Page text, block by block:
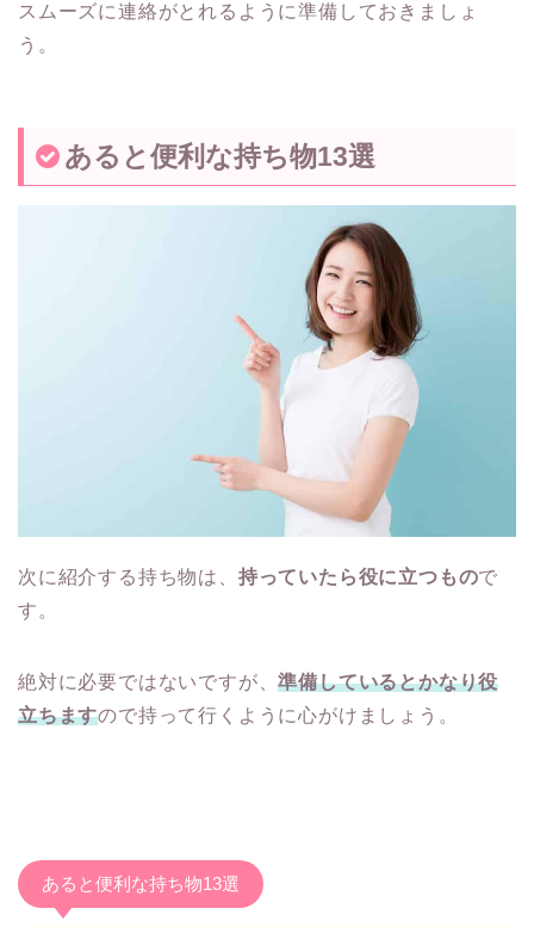
スムーズに連絡がとれるように準備しておきましょ
う。
あると便利な持ち物13選
次に紹介する持ち物は、 持っていたら役に立つもので
す。
絶対に必要ではないですが、準備しているとかなり役
立ちますので持って行くように心がけましょう。
あると便利な持ち物13選